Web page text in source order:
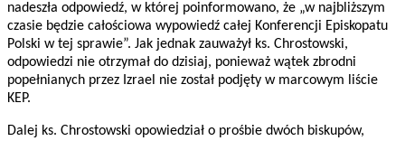
nadeszła odpowiedź, w której poinformowano, że „w najbliższym
czasie będzie całościowa wypowiedź całej Konferencji Episkopatu
Polski w tej sprawie”. Jak jednak zauważył ks. Chrostowski,
odpowiedzi nie otrzymał do dzisiaj, ponieważ wątek zbrodni
popełnianych przez Izrael nie został podjęty w marcowym liście
KEP.
Dalej ks. Chrostowski opowiedział o prośbie dwóch biskupów,